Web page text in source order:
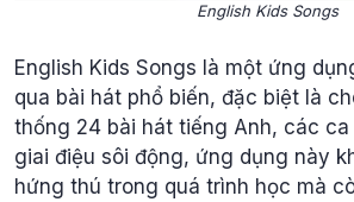
English Kids Songs
English Kids Songs là một ứng
qua bài hát phổ biến, đặc biệt là
thống 24 bài hát tiếng Anh, các
giai điệu sôi động, ứng dụng này
hứng thú trong quá trình học mà